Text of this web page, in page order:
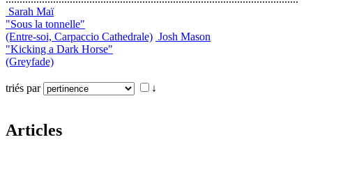
Sarah Maï
"Sous la tonnelle"
(Entre-soi, Carpaccio Cathedrale) Josh Mason
"Kicking a Dark Horse"
(Greyfade)
triés par ↓
Articles